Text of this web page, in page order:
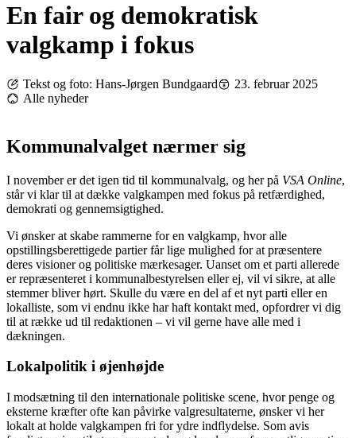
En fair og demokratisk
valgkamp i fokus
Tekst og foto: Hans-Jørgen Bundgaard
23. februar 2025
Alle nyheder
Kommunalvalget nærmer sig
I november er det igen tid til kommunalvalg, og her på VSA Online,
står vi klar til at dække valgkampen med fokus på retfærdighed,
demokrati og gennemsigtighed.
Vi ønsker at skabe rammerne for en valgkamp, hvor alle
opstillingsberettigede partier får lige mulighed for at præsentere
deres visioner og politiske mærkesager. Uanset om et parti allerede
er repræsenteret i kommunalbestyrelsen eller ej, vil vi sikre, at alle
stemmer bliver hørt. Skulle du være en del af et nyt parti eller en
lokalliste, som vi endnu ikke har haft kontakt med, opfordrer vi dig
til at række ud til redaktionen – vi vil gerne have alle med i
dækningen.
Lokalpolitik i øjenhøjde
I modsætning til den internationale politiske scene, hvor penge og
eksterne kræfter ofte kan påvirke valgresultaterne, ønsker vi her
lokalt at holde valgkampen fri for ydre indflydelse. Som avis